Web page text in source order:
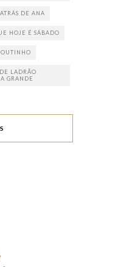
DE ANA
HOJE É SÁBADO
LADRÃO
GRANDE